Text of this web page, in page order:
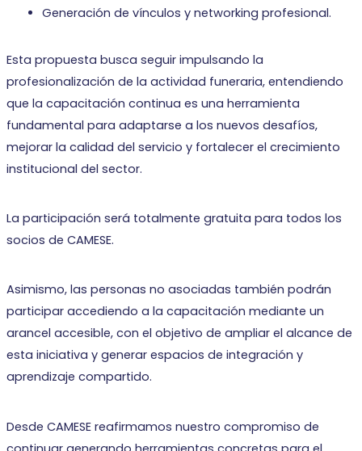
Generación de vínculos y networking profesional.
Esta propuesta busca seguir impulsando la
profesionalización de la actividad funeraria, entendiendo
que la capacitación continua es una herramienta
fundamental para adaptarse a los nuevos desafíos,
mejorar la calidad del servicio y fortalecer el crecimiento
institucional del sector.
La participación será totalmente gratuita para todos los
socios de CAMESE.
Asimismo, las personas no asociadas también podrán
participar accediendo a la capacitación mediante un
arancel accesible, con el objetivo de ampliar el alcance de
esta iniciativa y generar espacios de integración y
aprendizaje compartido.
Desde CAMESE reafirmamos nuestro compromiso de